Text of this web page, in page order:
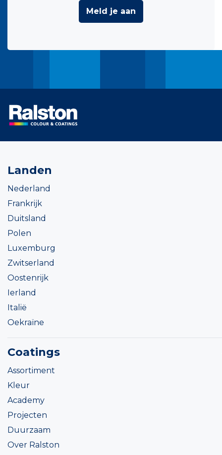
Meld je aan
Landen
Nederland
Frankrijk
Duitsland
Polen
Luxemburg
Zwitserland
Oostenrijk
Ierland
Italië
Oekraïne
Coatings
Assortiment
Kleur
Academy
Projecten
Duurzaam
Over Ralston